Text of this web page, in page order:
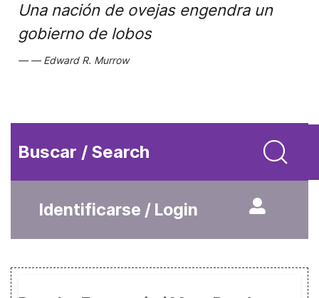
Una nación de ovejas engendra un
gobierno de lobos
Edward R. Murrow
Buscar / Search
Identificarse / Login